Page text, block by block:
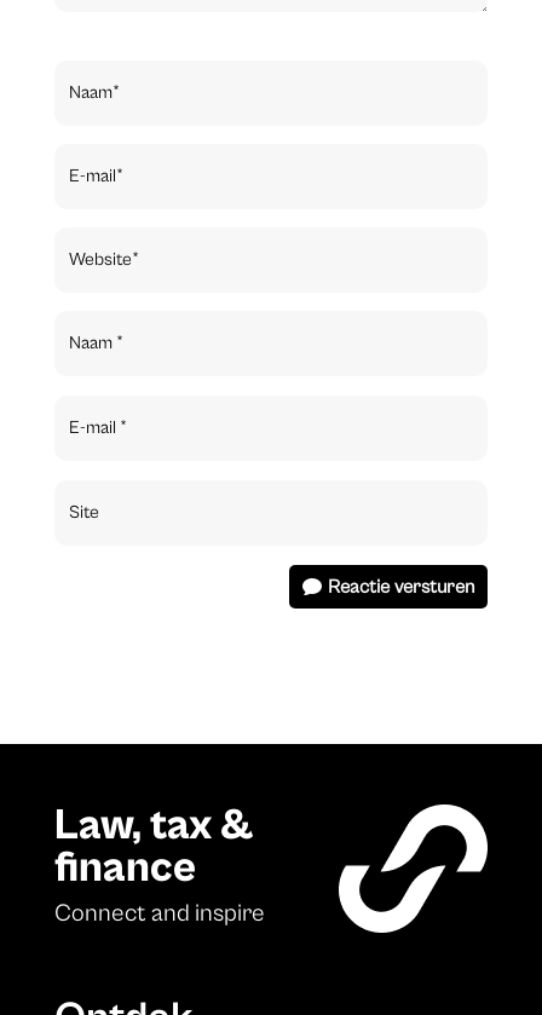
Reactie versturen
Law, tax &
finance
Connect and inspire